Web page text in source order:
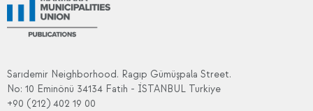
Sarıdemir Neighborhood. Ragıp Gümüşpala Street.
No: 10 Eminönü 34134 Fatih - İSTANBUL Turkiye
+90 (212) 402 19 00